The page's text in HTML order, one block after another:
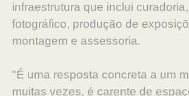
infraestrutura que inclui
fotográfico, produção de
montagem e assessoria.
"É uma resposta concreta a um
muitas vezes, é carente de